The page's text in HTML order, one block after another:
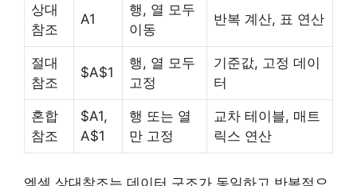
상대
참조
A1
행, 열 모두
이동
반복 계산, 표 연산
절대
참조
$A$1
행, 열 모두
고정
기준값, 고정 데이
터
혼합
참조
$A1,
A$1
행 또는 열
만 고정
교차 테이블, 매트
릭스 연산
엑셀 상대참조는 데이터 구조가 동일하고 반복적으